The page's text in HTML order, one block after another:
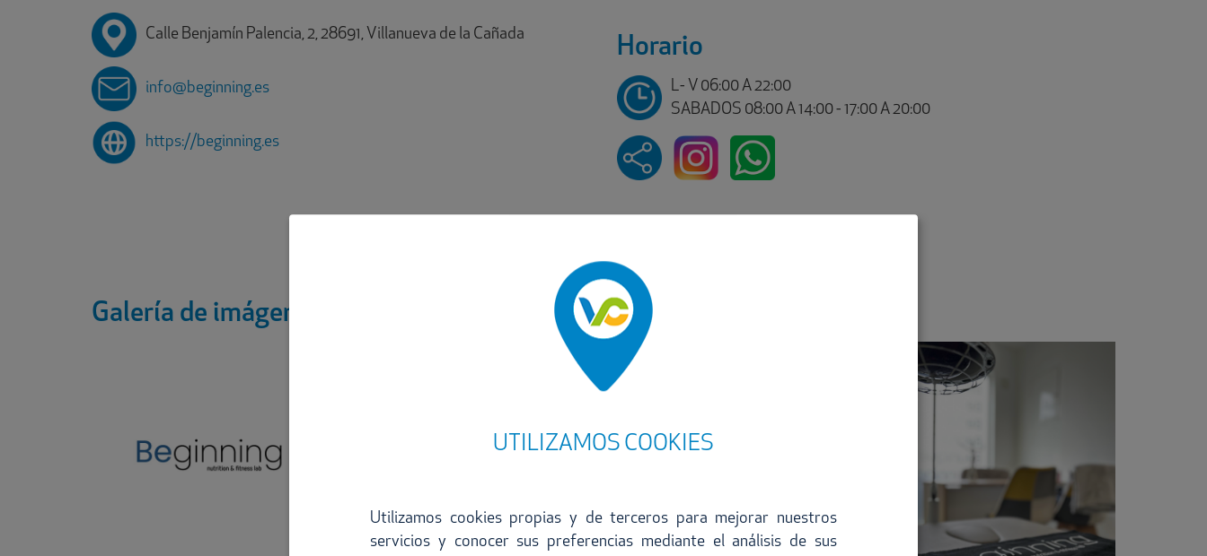
Calle Benjamín Palencia, 2, 28691, Villanueva de la Cañada
info@beginning.es
https://beginning.es
Horario
L- V 06:00 A 22:00
SABADOS 08:00 A 14:00 - 17:00 A 20:00
Galería de imágenes
UTILIZAMOS COOKIES
Utilizamos cookies propias y de terceros para mejorar nuestros
servicios y conocer sus preferencias mediante el análisis de sus